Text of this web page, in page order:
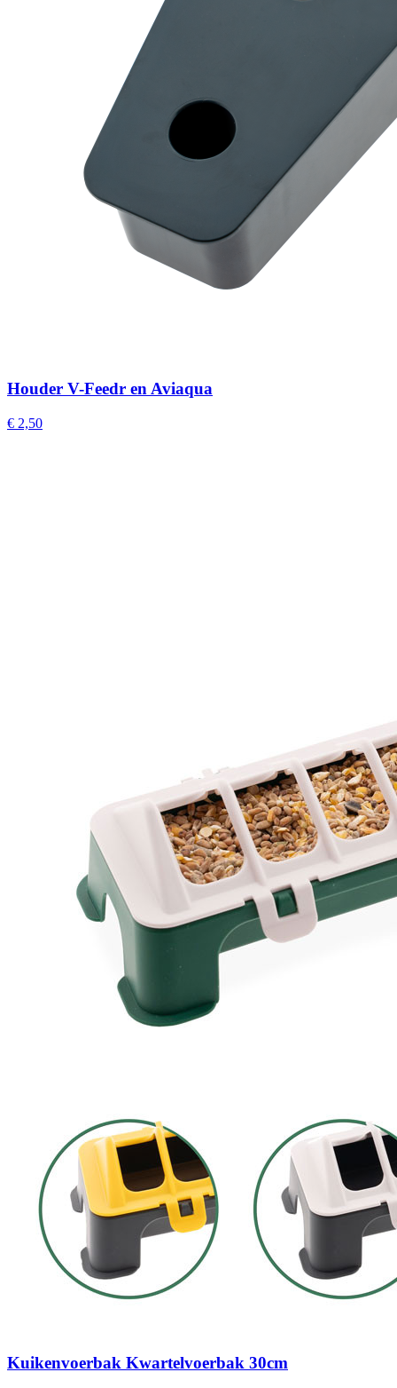
Houder V-Feedr en Aviaqua
€ 2,50
Kuikenvoerbak Kwartelvoerbak 30cm